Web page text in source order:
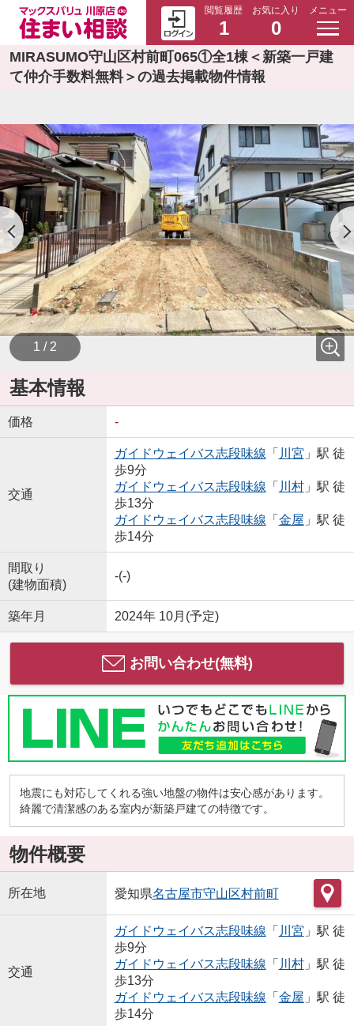
閲覧履歴
1
お気に入り
0
メニュー
MIRASUMO守山区村前町065①全1棟＜新築一戸建
て仲介手数料無料＞の過去掲載物件情報
1 / 2
基本情報
価格 -
交通
ガイドウェイバス志段味線 「 川宮 」駅 徒
歩9分
ガイドウェイバス志段味線 「 川村」駅 徒
歩13分
ガイドウェイバス志段味線 「 金屋 」駅 徒
歩14分
間取り
(建物面積)
-(-)
築年月 2024年 10月(予定)
お問い合わせ(無料)
地震にも対応してくれる強い地盤の物件は安心感があります。
綺麗で清潔感のある室内が新築戸建ての特徴です。
物件概要
所在地 愛知県名古屋市守山区村前町
交通
ガイドウェイバス志段味線 「 川宮 」駅 徒
歩9分
ガイドウェイバス志段味線 「 川村」駅 徒
歩13分
ガイドウェイバス志段味線 「 金屋 」駅 徒
歩14分